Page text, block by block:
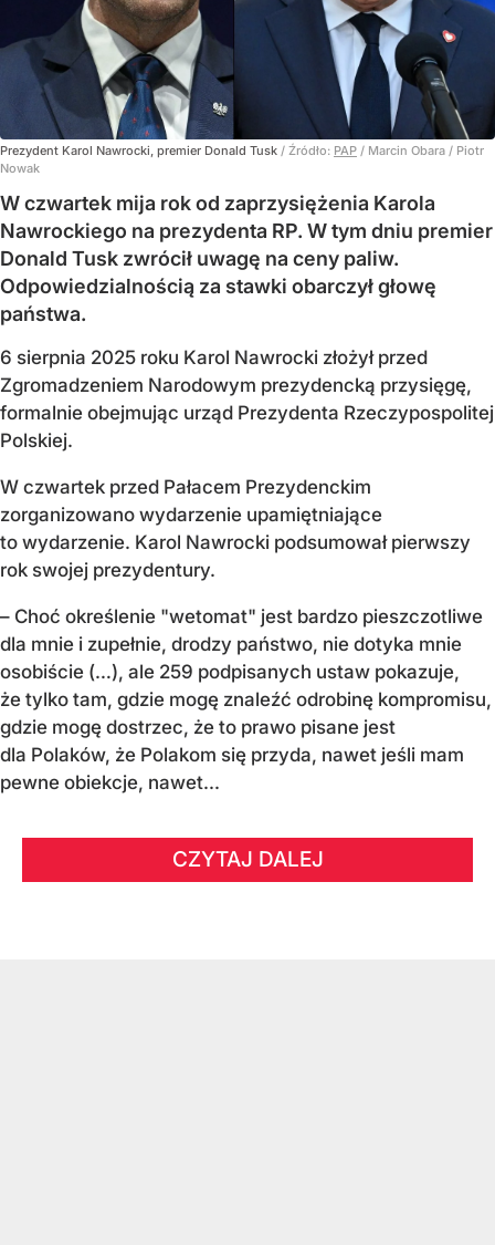
Prezydent Karol Nawrocki, premier Donald Tusk / Źródło: PAP / Marcin Obara / Piotr
Nowak
W czwartek mija rok od zaprzysiężenia Karola
Nawrockiego na prezydenta RP. W tym dniu premier
Donald Tusk zwrócił uwagę na ceny paliw.
Odpowiedzialnością za stawki obarczył głowę
państwa.
6 sierpnia 2025 roku Karol Nawrocki złożył przed
Zgromadzeniem Narodowym prezydencką przysięgę,
formalnie obejmując urząd Prezydenta Rzeczypospolitej
Polskiej.
W czwartek przed Pałacem Prezydenckim
zorganizowano wydarzenie upamiętniające
to wydarzenie. Karol Nawrocki podsumował pierwszy
rok swojej prezydentury.
– Choć określenie "wetomat" jest bardzo pieszczotliwe
dla mnie i zupełnie, drodzy państwo, nie dotyka mnie
osobiście (…), ale 259 podpisanych ustaw pokazuje,
że tylko tam, gdzie mogę znaleźć odrobinę kompromisu,
gdzie mogę dostrzec, że to prawo pisane jest
dla Polaków, że Polakom się przyda, nawet jeśli mam
pewne obiekcje, nawet...
CZYTAJ DALEJ